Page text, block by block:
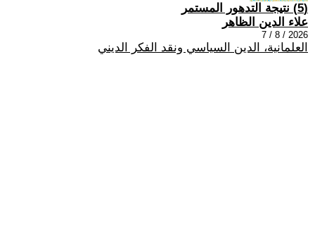
(5) نتيجة التدهور المستمر
علاء الدين الظاهر
2026 / 8 / 7
العلمانية، الدين السياسي ونقد الفكر الديني